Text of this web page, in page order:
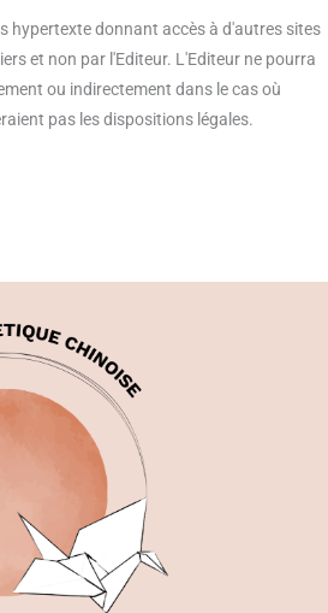
hypertexte donnant accès à d'autres sites
et non par l'Editeur. L'Editeur ne pourra
ou indirectement dans le cas où
pas les dispositions légales.